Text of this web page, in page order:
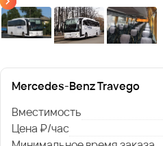
Mercedes-Benz Travego
Вместимость
Цена ₽/час